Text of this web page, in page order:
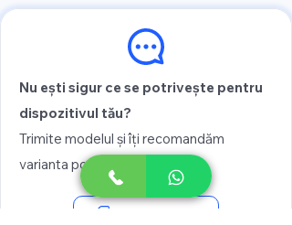
Nu ești sigur ce se potrivește pentru
dispozitivul tău?
Trimite modelul și îți recomandăm
varianta potrivită